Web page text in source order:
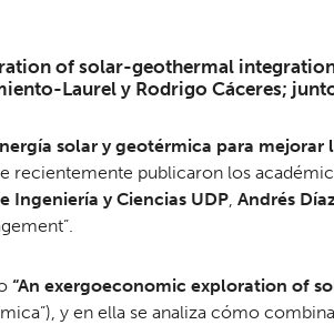
of solar-geothermal
Laurel y Rodrigo Cáceres;
solar y geotérmica para
recientemente publicaron los
Ingeniería y Ciencias UDP, Andrés
“An exergoeconomic exploration of
y en ella se analiza cómo